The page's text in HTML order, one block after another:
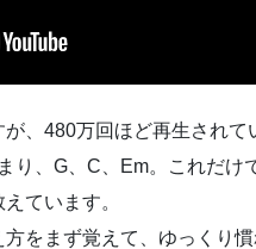
、480万回ほど再生されて
り、G、C、Em。これだけ
ています。
をまず覚えて、ゆっくり